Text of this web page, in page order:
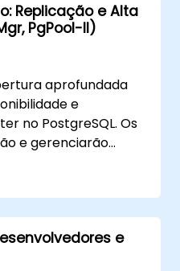
Replicação e Alta
PgPool-II)
aprofundada
e
no PostgreSQL. Os
e gerenciarão
de
e pooling de
laboratórios de
de
e